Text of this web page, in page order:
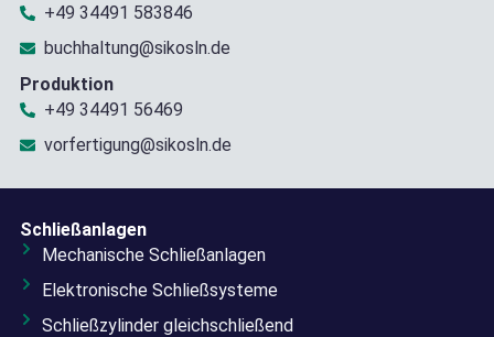
+49 34491 583846
buchhaltung@sikosln.de
Produktion
+49 34491 56469
vorfertigung@sikosln.de
Schließanlagen
Mechanische Schließanlagen
Elektronische Schließsysteme
Schließzylinder gleichschließend